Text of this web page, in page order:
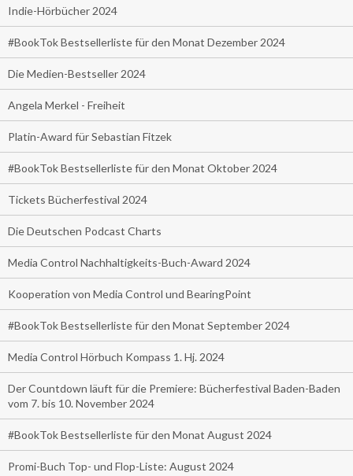
Indie-Hörbücher 2024
#BookTok Bestsellerliste für den Monat Dezember 2024
Die Medien-Bestseller 2024
Angela Merkel - Freiheit
Platin-Award für Sebastian Fitzek
#BookTok Bestsellerliste für den Monat Oktober 2024
Tickets Bücherfestival 2024
Die Deutschen Podcast Charts
Media Control Nachhaltigkeits-Buch-Award 2024
Kooperation von Media Control und BearingPoint
#BookTok Bestsellerliste für den Monat September 2024
Media Control Hörbuch Kompass 1. Hj. 2024
Der Countdown läuft für die Premiere: Bücherfestival Baden-Baden
vom 7. bis 10. November 2024
#BookTok Bestsellerliste für den Monat August 2024
Promi-Buch Top- und Flop-Liste: August 2024